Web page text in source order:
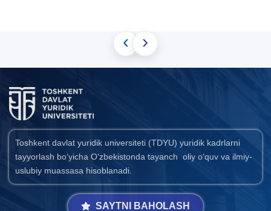
‹ ›
Toshkent davlat yuridik universiteti (TDYU) yuridik kadrlarni
tayyorlash bo‘yicha O‘zbekistonda tayanch oliy o‘quv va ilmiy-
uslubiy muassasa hisoblanadi.
SAYTNI BAHOLASH